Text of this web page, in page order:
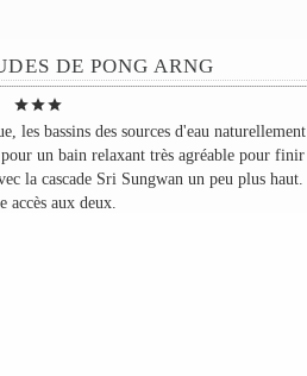
DE PONG ARNG
starstarstar
les bassins des sources d'eau naturellement
un bain relaxant très agréable pour finir
la cascade Sri Sungwan un peu plus haut.
accès aux deux.